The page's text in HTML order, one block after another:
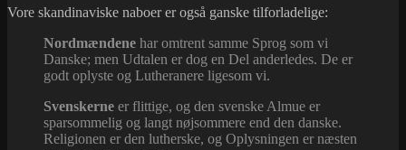
Vore skandinaviske naboer er også ganske tilforladelige:
Nordmændene har omtrent samme Sprog som vi
Danske; men Udtalen er dog en Del anderledes. De er
godt oplyste og Lutheranere ligesom vi.
Svenskerne er flittige, og den svenske Almue er
sparsommelig og langt nøjsommere end den danske.
Religionen er den lutherske, og Oplysningen er næsten